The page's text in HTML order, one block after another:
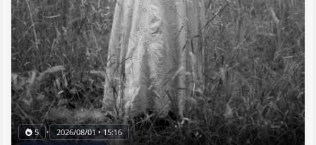
5 • 2026/08/01 • 15:16